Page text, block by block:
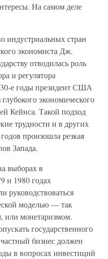
На самом деле
индустриальных стран
экономиста Дж.
отводилась роль
и регулятора
е годы президент США
экономического
Кейнса. Такой подход
трудности и в других
произошла резкая
Запада.
выборах в
и 1980 годах
руководствоваться
моделью — так
или монетаризмом.
государственного
бизнес должен
в вопросах инвестиций